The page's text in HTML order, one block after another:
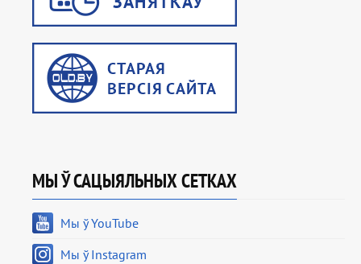
МЫ Ў САЦЫЯЛЬНЫХ СЕТКАХ
Мы ў YouTube
Мы ў Instagram